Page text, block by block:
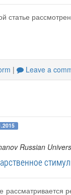
статье
| Leave a
Russian
рассматривается